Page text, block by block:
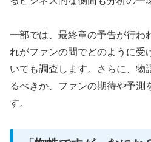
一部では、最終章の予告が行わ
れがファンの間でどのように受
いても調査します。さらに、物
るべきか、ファンの期待や予測
す。